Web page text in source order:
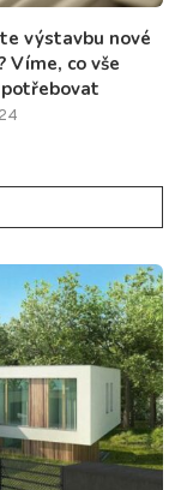
výstavbu nové
Víme, co vše